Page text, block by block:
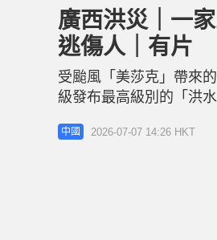
u
t
e
e
:
2
0
.
0
%
廣西洪災｜一
逃傷人｜有片
受颱風「美莎克」帶來
級發布最高級別的「洪
庫」昨日（6日）漫頂
人，緊急轉移超過5.3萬
中國 2026-07-07 14:26 HKT